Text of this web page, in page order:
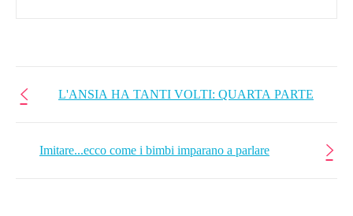
Imitare...ecco come i bimbi imparano a parlare
L'ANSIA HA TANTI VOLTI: QUARTA PARTE